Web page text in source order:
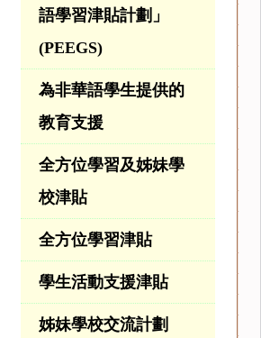
語學習津貼計劃」
(PEEGS)
為非華語學生提供的
教育支援
全方位學習及姊妹學
校津貼
全方位學習津貼
學生活動支援津貼
姊妹學校交流計劃